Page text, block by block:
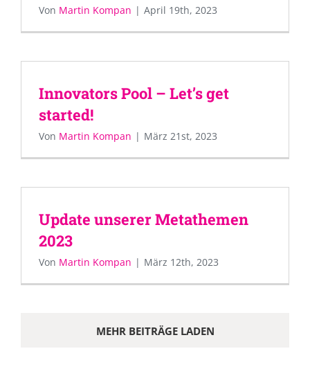
Von Martin Kompan | April 19th, 2023
Innovators Pool – Let’s get
started!
Von Martin Kompan | März 21st, 2023
Update unserer Metathemen
2023
Von Martin Kompan | März 12th, 2023
MEHR BEITRÄGE LADEN